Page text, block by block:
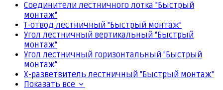
Соединители лестничного лотка "Быстрый
монтаж"
Т-отвод лестничный "Быстрый монтаж"
Угол лестничный вертикальный "Быстрый
монтаж"
Угол лестничный горизонтальный "Быстрый
монтаж"
Х-разветвитель лестничный "Быстрый монтаж"
Показать все